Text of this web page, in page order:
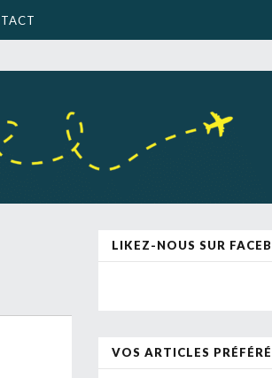
LIKEZ-NOUS SUR
VOS ARTICLES